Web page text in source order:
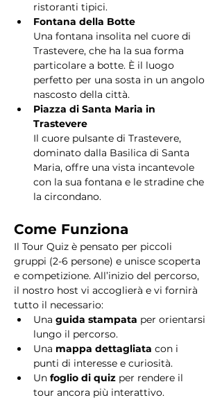
ristoranti tipici.
Fontana della Botte
Una fontana insolita nel cuore di
Trastevere, che ha la sua forma
particolare a botte. È il luogo
perfetto per una sosta in un angolo
nascosto della città.
Piazza di Santa Maria in
Trastevere
Il cuore pulsante di Trastevere,
dominato dalla Basilica di Santa
Maria, offre una vista incantevole
con la sua fontana e le stradine che
la circondano.
Come Funziona
Il Tour Quiz è pensato per piccoli
gruppi (2-6 persone) e unisce scoperta
e competizione. All’inizio del percorso,
il nostro host vi accoglierà e vi fornirà
tutto il necessario:
Una guida stampata per orientarsi
lungo il percorso.
Una mappa dettagliata con i
punti di interesse e curiosità.
Un foglio di quiz per rendere il
tour ancora più interattivo.